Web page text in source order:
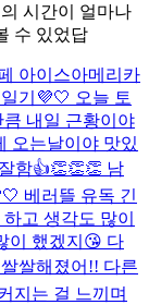
시간이 얼마나
수 있었답
아이스아메리카
기💜🤍 오늘 토
내일 근황이야
오는날이야 맛있
함👍👏👏👏 남
베러뜰 유독 긴
고 생각도 많이
이 했겠지😘 다
쌀해졌어!! 다른
지는 걸 느끼며